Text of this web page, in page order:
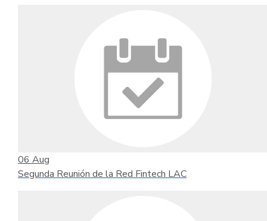
06 Aug
Segunda Reunión de la Red Fintech LAC